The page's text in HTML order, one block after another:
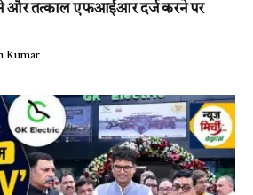
और तत्काल एफआईआर दर्ज करने पर
Kumar